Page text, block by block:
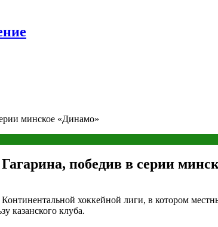
минское «Динамо»
победив в серии
хоккейной лиги, в котором
казанского клуба.